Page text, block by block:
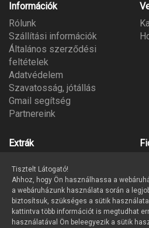
Információk
Rólunk
Szállítási információk
Általános szerződési
feltételek
Adatvédelem
Szavatosság, jótállás
Gmail segítség
Partnereink
Extrák
Ajándék utalvány
Partner program
Tisztelt Látogató!
Ahhoz, hogy Ön használhassa a
a webáruházunk használata során a
biztosítsuk, szükséges a sütik
kattintva több információt is megtudhat
használatával Ön beleegyezik a sütik